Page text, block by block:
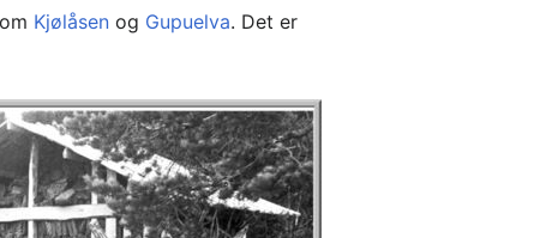
Kjølåsen og Gupuelva. Det er